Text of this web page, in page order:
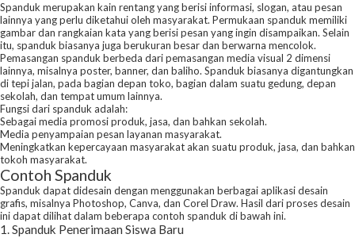
Spanduk merupakan kain rentang yang berisi informasi, slogan, atau pesan
lainnya yang perlu diketahui oleh masyarakat. Permukaan spanduk memiliki
gambar dan rangkaian kata yang berisi pesan yang ingin disampaikan. Selain
itu, spanduk biasanya juga berukuran besar dan berwarna mencolok.
Pemasangan spanduk berbeda dari pemasangan media visual 2 dimensi
lainnya, misalnya poster, banner, dan baliho. Spanduk biasanya digantungkan
di tepi jalan, pada bagian depan toko, bagian dalam suatu gedung, depan
sekolah, dan tempat umum lainnya.
Fungsi dari spanduk adalah:
Sebagai media promosi produk, jasa, dan bahkan sekolah.
Media penyampaian pesan layanan masyarakat.
Meningkatkan kepercayaan masyarakat akan suatu produk, jasa, dan bahkan
tokoh masyarakat.
Contoh Spanduk
Spanduk dapat didesain dengan menggunakan berbagai aplikasi desain
grafis, misalnya Photoshop, Canva, dan Corel Draw. Hasil dari proses desain
ini dapat dilihat dalam beberapa contoh spanduk di bawah ini.
1. Spanduk Penerimaan Siswa Baru